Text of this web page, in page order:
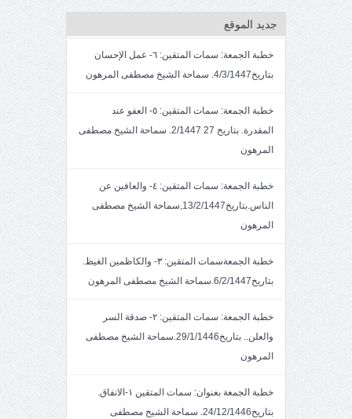
جديد الموقع
خطبة الجمعة: سمات المتقين: ٦- عمل الإحسان
بتاريخ4/3/1447. سماحة الشيخ مصطفى المرهون
خطبة الجمعة: سمات المتقين: ٥- العفو عند
المقدرة. بتاريخ 27 2/1447. سماحة الشيخ مصطفى
المرهون
خطبة الجمعة: سمات المتقين: ٤- والعافين عن
الناس.بتاريخ13/2/1447,سماحة الشيخ مصطفى
المرهون
خطبة الجمعةسمات المتقين: ٣- والكاظمين الغيظ.
بتاريخ6/2/1447.سماحة الشيخ مصطفى المرهون
خطبة الجمعة: سمات المتقين: ٢- صدقة السر
والعلن.. بتاريخ29/1/1446.سماحة الشيخ مصطفى
المرهون
خطبة الجمعة بعنوان: سمات المتقين ١-الانفاق.
بتاريخ24/12/1446. سماحة الشيخ مصطفى